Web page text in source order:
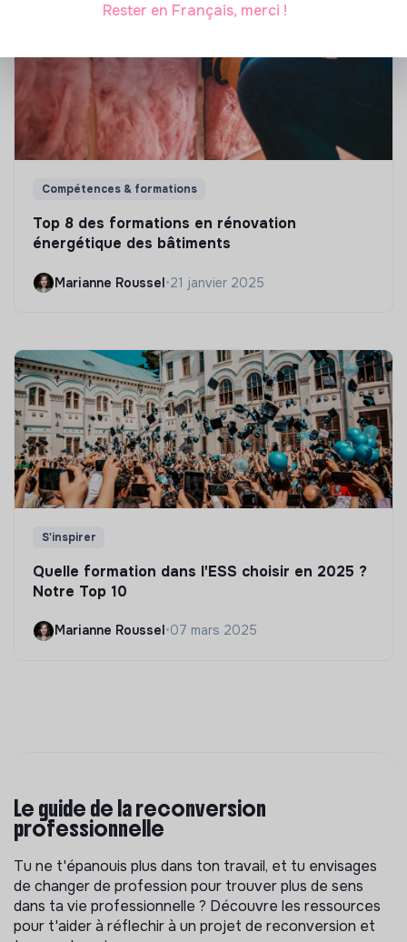
Compétences & formations
Top 8 des formations en rénovation
énergétique des bâtiments
Marianne Roussel•21 janvier 2025
S'inspirer
Quelle formation dans l'ESS choisir en 2025 ?
Notre Top 10
Marianne Roussel •07 mars 2025
Le guide de la reconversion
professionnelle
Tu ne t'épanouis plus dans ton travail, et tu envisages
de changer de profession pour trouver plus de sens
dans ta vie professionnelle ? Découvre les ressources
pour t'aider à réflechir à un projet de reconversion et
Rester en Français, merci !